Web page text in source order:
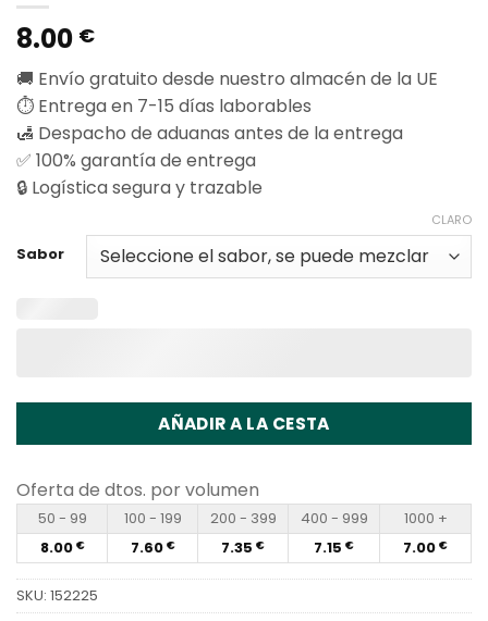
8.00 €
🚚 Envío gratuito desde nuestro almacén de la UE
⏱️ Entrega en 7-15 días laborables
🛃 Despacho de aduanas antes de la entrega
✅ 100% garantía de entrega
🔒 Logística segura y trazable
Sabor
CLARO
AÑADIR A LA CESTA
Oferta de dtos. por volumen
50 - 99 100 - 199 200 - 399 400 - 999
1000 +
8.00 € 7.60 € 7.35 € 7.15 € 7.00 €
SKU: 152225